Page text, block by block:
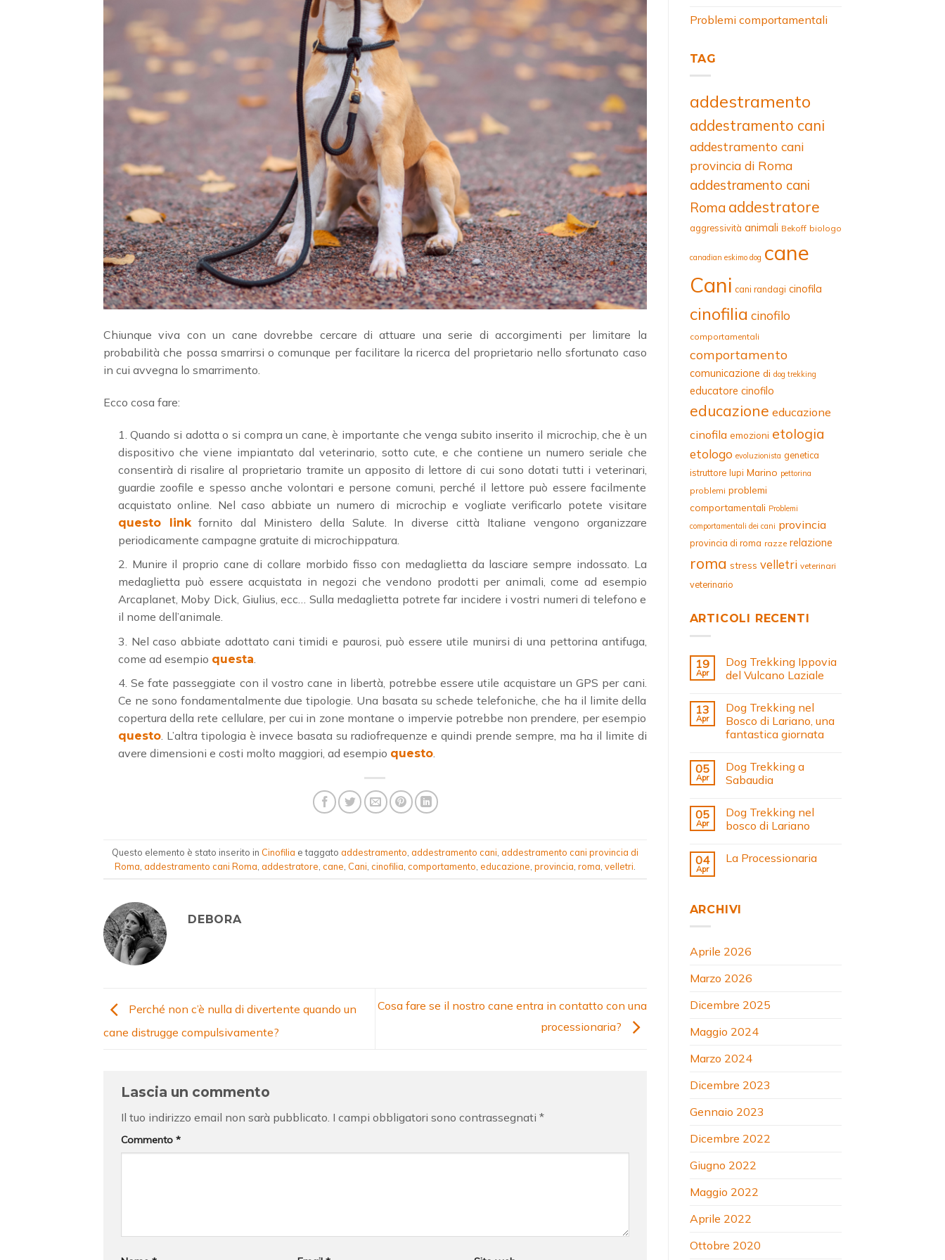
Chiunque viva con un cane dovrebbe cercare di attuare una serie di accorgimenti per limitare la
probabilità che possa smarrirsi o comunque per facilitare la ricerca del proprietario nello sfortunato caso
in cui avvegna lo smarrimento.
Ecco cosa fare:
Quando si adotta o si compra un cane, è importante che venga subito inserito il microchip, che è un
dispositivo che viene impiantato dal veterinario, sotto cute, e che contiene un numero seriale che
consentirà di risalire al proprietario tramite un apposito di lettore di cui sono dotati tutti i veterinari,
guardie zoofile e spesso anche volontari e persone comuni, perché il lettore può essere facilmente
acquistato online. Nel caso abbiate un numero di microchip e vogliate verificarlo potete visitare
questo linkfornito dal Ministero della Salute. In diverse città Italiane vengono organizzare
periodicamente campagne gratuite di microchippatura.
Munire il proprio cane di collare morbido fisso con medaglietta da lasciare sempre indossato. La
medaglietta può essere acquistata in negozi che vendono prodotti per animali, come ad esempio
Arcaplanet, Moby Dick, Giulius, ecc… Sulla medaglietta potrete far incidere i vostri numeri di telefono e
il nome dell’animale.
Nel caso abbiate adottato cani timidi e paurosi, può essere utile munirsi di una pettorina antifuga,
come ad esempio questa
Se fate passeggiate con il vostro cane in libertà, potrebbe essere utile acquistare un GPS per cani.
Ce ne sono fondamentalmente due tipologie. Una basata su schede telefoniche, che ha il limite della
copertura della rete cellulare, per cui in zone montane o impervie potrebbe non prendere, per esempio
questo. L’altra tipologia è invece basata su radiofrequenze e quindi prende sempre, ma ha il limite di
avere dimensioni e costi molto maggiori, ad esempio questo.
Questo elemento è stato inserito in Cinofilia e taggato addestramento addestramento cani addestramento cani provincia di
Roma addestramento cani Roma addestratore cane Cani cinofilia comportamento educazione provincia roma velletri
DEBORA
Perché non c’è nulla di divertente quando un
cane distrugge compulsivamente?
Cosa fare se il nostro cane entra in contatto con una
processionaria?
Lascia un commento
Il tuo indirizzo email non sarà pubblicato. I campi obbligatori sono contrassegnati *
Commento *
Problemi comportamentali
TAG
addestramento
addestramento cani
addestramento cani
provincia di Roma
addestramento cani
Roma addestratore
aggressività animali Bekoff biologo
canadian eskimo dog cane
Cani cani randagi cinofila
cinofilia cinofilo
comportamentali
comportamento
comunicazione di dog trekking
educatore cinofilo
educazione educazione
cinofila emozioni etologia
etologo evoluzionista genetica
istruttore lupi Marino pettorina
problemi problemi
comportamentali Problemi
comportamentali dei cani provincia
provincia di roma razze relazione
roma stress velletri veterinari
veterinario
ARTICOLI RECENTI
19
Apr
Dog Trekking Ippovia
del Vulcano Laziale
13
Apr
Dog Trekking nel
Bosco di Lariano, una
fantastica giornata
05
Apr
Dog Trekking a
Sabaudia
05
Apr
Dog Trekking nel
bosco di Lariano
04
Apr
La Processionaria
ARCHIVI
Aprile 2026
Marzo 2026
Dicembre 2025
Maggio 2024
Marzo 2024
Dicembre 2023
Gennaio 2023
Dicembre 2022
Giugno 2022
Maggio 2022
Aprile 2022
Ottobre 2020